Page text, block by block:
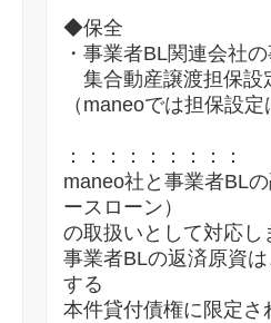
◆保全
・事業者BL関連会社
集合動産譲渡担保設
（maneoでは担保設
：：：：：：：：：
maneo社と事業者BL
ースローン）
の取扱いとして対応し
事業者BLの返済原資
する
本件貸付債権に限定